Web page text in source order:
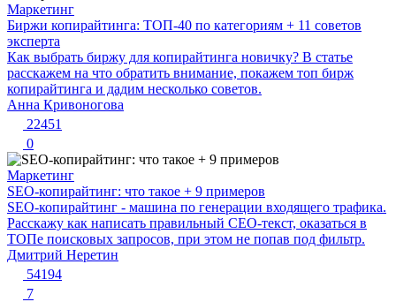
Маркетинг
Биржи копирайтинга: ТОП-40 по категориям + 11 советов
эксперта
Как выбрать биржу для копирайтинга новичку? В статье
расскажем на что обратить внимание, покажем топ бирж
копирайтинга и дадим несколько советов.
Анна Кривоногова
22451
0
Маркетинг
SEO-копирайтинг: что такое + 9 примеров
SEO-копирайтинг - машина по генерации входящего трафика.
Расскажу как написать правильный СЕО-текст, оказаться в
ТОПе поисковых запросов, при этом не попав под фильтр.
Дмитрий Неретин
54194
7